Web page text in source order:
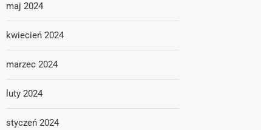
maj 2024
kwiecień 2024
marzec 2024
luty 2024
styczeń 2024